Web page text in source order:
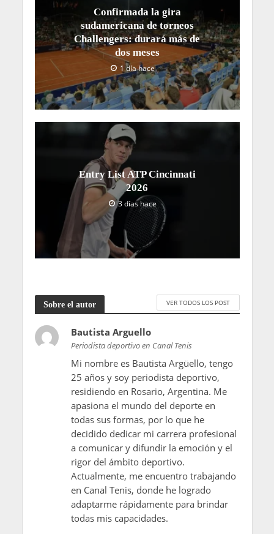
Confirmada la gira
sudamericana de torneos
Challengers: durará más de
dos meses
1 día hace
Entry List ATP Cincinnati
2026
3 días hace
Sobre el autor VER TODOS LOS POST
Bautista Arguello
Periodista deportivo en Canal Tenis
Mi nombre es Bautista Argüello, tengo
25 años y soy periodista deportivo,
residiendo en Rosario, Argentina. Me
apasiona el mundo del deporte en
todas sus formas, por lo que he
decidido dedicar mi carrera profesional
a comunicar y difundir la emoción y el
rigor del ámbito deportivo.
Actualmente, me encuentro trabajando
en Canal Tenis, donde he logrado
adaptarme rápidamente para brindar
todas mis capacidades.